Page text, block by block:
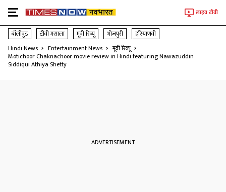
लाइव टीवी
बॉलीवुड टीवी मसाला मूवी रिव्यू भोजपुरी
हरियाणवी
Hindi News
Entertainment News
मूवी रिव्यू
Motichoor Chaknachoor movie review in Hindi featuring Nawazuddin
Siddiqui Athiya Shetty